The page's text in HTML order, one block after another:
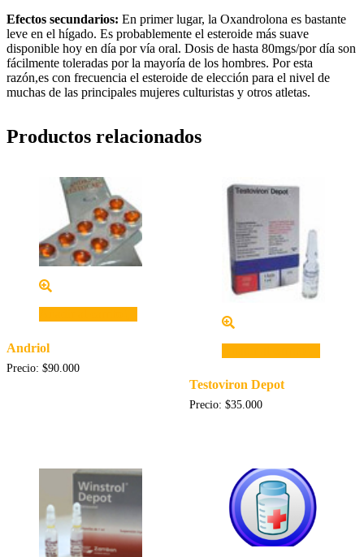
Efectos secundarios: En primer lugar, la Oxandrolona es bastante
leve en el hígado. Es probablemente el esteroide más suave
disponible hoy en día por vía oral. Dosis de hasta 80mgs/por día son
fácilmente toleradas por la mayoría de los hombres. Por esta
razón,es con frecuencia el esteroide de elección para el nivel de
muchas de las principales mujeres culturistas y otros atletas.
Productos relacionados
Andriol
Precio: $90.000
Testoviron Depot
Precio: $35.000